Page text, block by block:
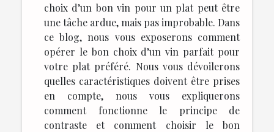
choix d’un bon vin pour un plat peut être
une tâche ardue, mais pas improbable. Dans
ce blog, nous vous exposerons comment
opérer le bon choix d’un vin parfait pour
votre plat préféré. Nous vous dévoilerons
quelles caractéristiques doivent être prises
en compte, nous vous expliquerons
comment fonctionne le principe de
contraste et comment choisir le bon